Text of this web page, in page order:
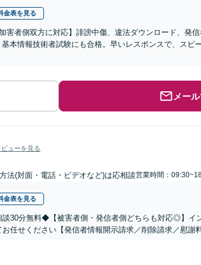
金表を見る
害者側双方に対応】誹謗中傷、違法ダウンロード、発
本情報技術者試験にも合格。早いレスポンスで、スピ
メー
ビューを見る
法(対面・電話・ビデオなど)は応相談営業時間：
金表を見る
談30分無料◆【被害者側・発信者側どちらも対応◎】イ
任せください【発信者情報開示請求／削除請求／慰謝